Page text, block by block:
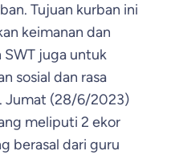
Tujuan kurban ini
keimanan dan
SWT juga untuk
sosial dan rasa
Jumat (28/6/2023)
meliputi 2 ekor
berasal dari guru